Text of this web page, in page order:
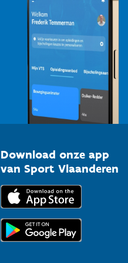
Download onze app
van Sport Vlaanderen